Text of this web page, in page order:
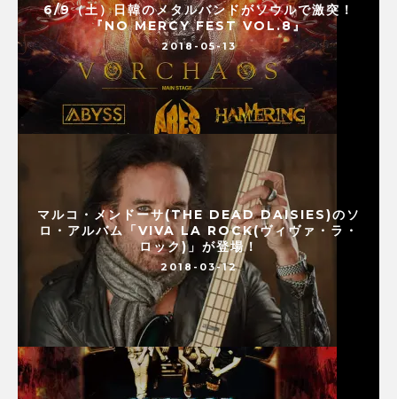
6/9（土）日韓のメタルバンドがソウルで激突！
『NO MERCY FEST VOL.8』
2018-05-13
マルコ・メンドーサ(THE DEAD DAISIES)のソ
ロ・アルバム「VIVA LA ROCK(ヴィヴァ・ラ・
ロック)」が登場！
2018-03-12